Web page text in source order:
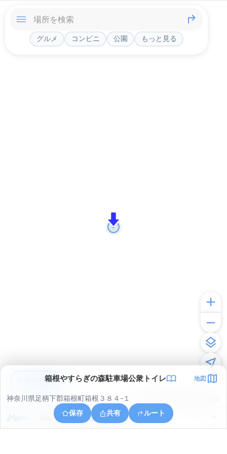
グルメ コンビニ 公園 もっと見る
箱根やすらぎの森駐車場公衆トイレ 地図
神奈川県足柄下郡箱根町箱根３８４-１
保存
共有 ルート
神奈川県足柄下郡箱根町元箱根
アプリで見る